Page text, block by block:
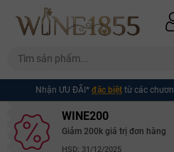
Nhận ƯU ĐÃI* đặc biệt từ các
WINE200
Giảm 200k giá trị đơn hàng
HSD: 31/12/2025